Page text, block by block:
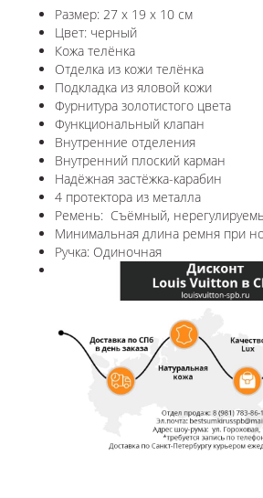
Размер: 27 x 19 x 10 см
Цвет: черный
Кожа телёнка
Отделка из кожи телёнка
Подкладка из яловой кожи
Фурнитура золотистого цвета
Функциональный клапан
Внутренние отделения
Внутренний плоский карман
Надёжная застёжка-карабин
4 протектора из металла
Ремень: Съёмный,
Минимальная длина ремня при
Ручка: Одиночная